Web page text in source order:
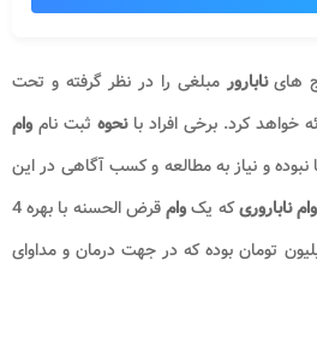
هاینابارورمبلغی را در نظر گرفته و تحت
خواهد کرد. برخی افراد بانحوه ثبت نام وام
نبوده و نیاز به مطالعه و کسب آگاهی در این
وام ناباروریکه یکوام
قرض الحسنه با بهره 4
می باشد تا سقف 50 میلیون تومان بوده که در جهت درمان و مداوای